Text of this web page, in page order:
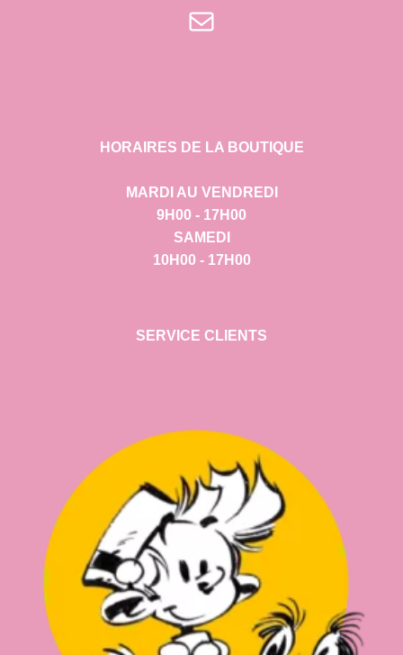
E-mail
HORAIRES DE LA BOUTIQUE
MARDI AU VENDREDI
9H00 - 17H00
SAMEDI
10H00 - 17H00
SERVICE CLIENTS